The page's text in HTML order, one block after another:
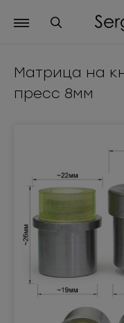
Матрица на
пресс 8мм